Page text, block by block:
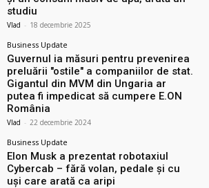
studiu
Vlad - 18 decembrie 2025
Business Update
Guvernul ia măsuri pentru prevenirea
preluării ″ostile″ a companiilor de stat.
Gigantul din MVM din Ungaria ar
putea fi impedicat să cumpere E.ON
România
Vlad - 22 decembrie 2024
Business Update
Elon Musk a prezentat robotaxiul
Cyberсab – fără volan, pedale și cu
uși care arată ca aripi